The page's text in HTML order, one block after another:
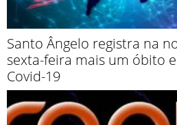
Santo Ângelo registra na
sexta-feira mais um óbito
Covid-19